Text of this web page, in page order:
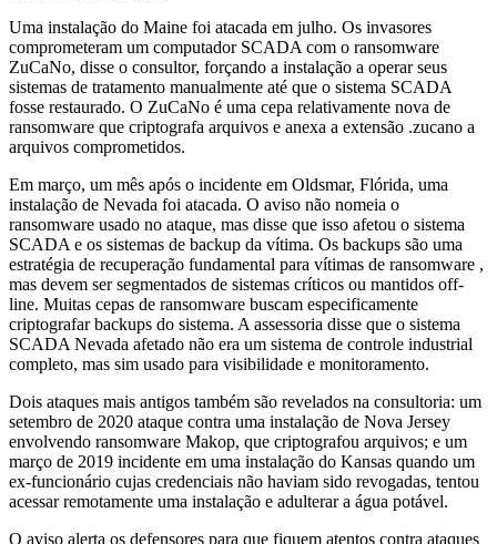
Uma instalação do Maine foi atacada em julho. Os invasores
comprometeram um computador SCADA com o ransomware
ZuCaNo, disse o consultor, forçando a instalação a operar seus
sistemas de tratamento manualmente até que o sistema SCADA
fosse restaurado. O ZuCaNo é uma cepa relativamente nova de
ransomware que criptografa arquivos e anexa a extensão .zucano a
arquivos comprometidos.
Em março, um mês após o incidente em Oldsmar, Flórida, uma
instalação de Nevada foi atacada. O aviso não nomeia o
ransomware usado no ataque, mas disse que isso afetou o sistema
SCADA e os sistemas de backup da vítima. Os backups são uma
estratégia de recuperação fundamental para vítimas de ransomware ,
mas devem ser segmentados de sistemas críticos ou mantidos off-
line. Muitas cepas de ransomware buscam especificamente
criptografar backups do sistema. A assessoria disse que o sistema
SCADA Nevada afetado não era um sistema de controle industrial
completo, mas sim usado para visibilidade e monitoramento.
Dois ataques mais antigos também são revelados na consultoria: um
setembro de 2020 ataque contra uma instalação de Nova Jersey
envolvendo ransomware Makop, que criptografou arquivos; e um
março de 2019 incidente em uma instalação do Kansas quando um
ex-funcionário cujas credenciais não haviam sido revogadas, tentou
acessar remotamente uma instalação e adulterar a água potável.
O aviso alerta os defensores para que fiquem atentos contra ataques